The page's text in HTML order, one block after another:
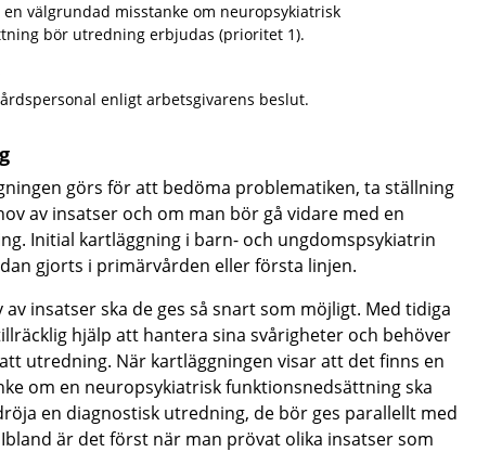
välgrundad misstanke om neuropsykiatrisk
bör utredning erbjudas (prioritet 1).
enligt arbetsgivarens beslut.
görs för att bedöma problematiken, ta ställning
av insatser och om man bör gå vidare med en
Initial kartläggning i barn- och ungdomspsykiatrin
gjorts i primärvården eller första linjen.
insatser ska de ges så snart som möjligt. Med tidiga
hjälp att hantera sina svårigheter och behöver
utredning. När kartläggningen visar att det finns en
om en neuropsykiatrisk funktionsnedsättning ska
en diagnostisk utredning, de bör ges parallellt med
är det först när man prövat olika insatser som